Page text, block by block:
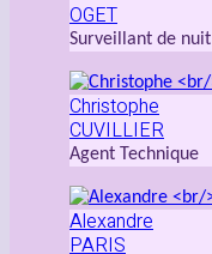
OGET
Surveillant de nuit
Christophe
CUVILLIER
Agent Technique
Alexandre
PARIS